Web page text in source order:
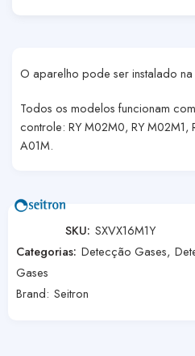
O aparelho pode ser instalado na
Todos os modelos funcionam
controle: RY M02M0, RY M02M1,
A01M.
SKU: SXVX16M1Y
Categorias: Detecção Gases,
Gases
Brand: Seitron